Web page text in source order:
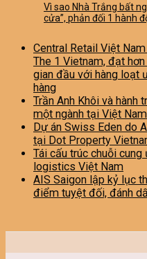
Vì sao Nhà Trắng bất
cửa”, phản đối 1 hành
Central Retail Việt
The 1 Vietnam, đạt
gian đầu với hàng loạt
hàng
Trần Anh Khôi và hành
một ngành tại Việt Nam
Dự án Swiss Eden do
tại Dot Property
Tái cấu trúc chuỗi
logistics Việt Nam
AIS Saigon lập kỷ lục
điểm tuyệt đối, đánh